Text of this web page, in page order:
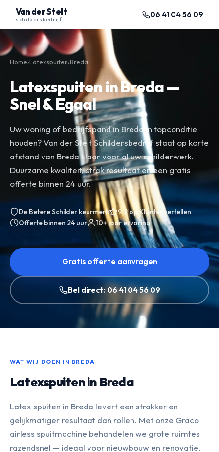
Van der Stelt
schildersbedrijf
06 41 04 56 09
Home›Latexspuiten›Breda
Latexspuiten in Breda —
Snel & Egaal
Uw woning of bedrijfspand in Breda in topconditie
houden? Van der Stelt Schildersbedrijf staat op korte
afstand van Breda klaar voor al uw schilderwerk.
Duurzame kwaliteit, strak resultaat en een gratis
offerte binnen 24 uur.
De Betere Schilder keurmerk
9.2 op Klantenvertellen
Offerte binnen 24 uur
10+ jaar ervaring
Gratis offerte aanvragen
Bel direct: 06 41 04 56 09
WAT WIJ DOEN IN BREDA
Latexspuiten in Breda
Latex spuiten in Breda levert een strakker en
gelijkmatiger resultaat dan rollen. Met onze Graco
airless spuitmachine behandelen we grote ruimtes
razendsnel — ideaal voor nieuwbouw en renovatie.